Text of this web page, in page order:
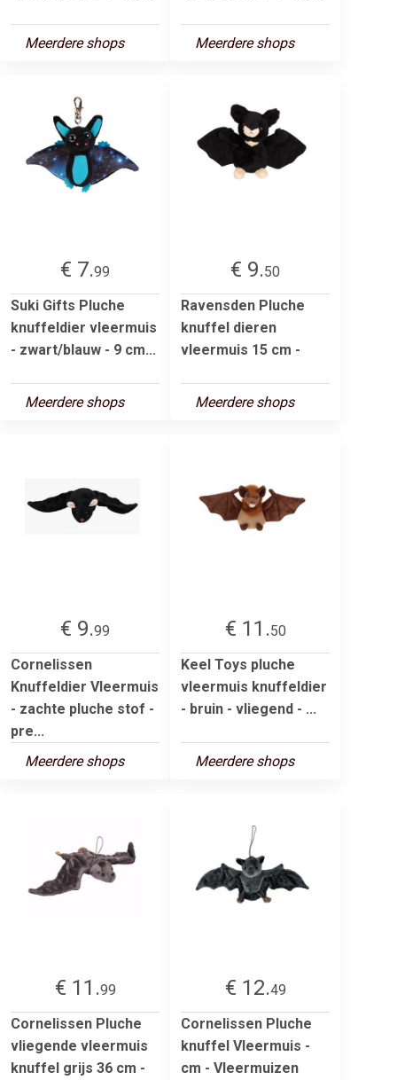
Meerdere shops Meerdere shops
€ 7.99
Suki Gifts Pluche
knuffeldier vleermuis
- zwart/blauw - 9 cm...
Meerdere shops
€ 9.50
Ravensden Pluche
knuffel dieren
vleermuis 15 cm -
Meerdere shops
€ 9.99
Cornelissen
Knuffeldier Vleermuis
- zachte pluche stof -
pre...
Meerdere shops
€ 11.50
Keel Toys pluche
vleermuis knuffeldier
- bruin - vliegend - ...
Meerdere shops
€ 11.99
Cornelissen Pluche
vliegende vleermuis
knuffel grijs 36 cm -
€ 12.49
Cornelissen Pluche
knuffel Vleermuis -
cm - Vleermuizen